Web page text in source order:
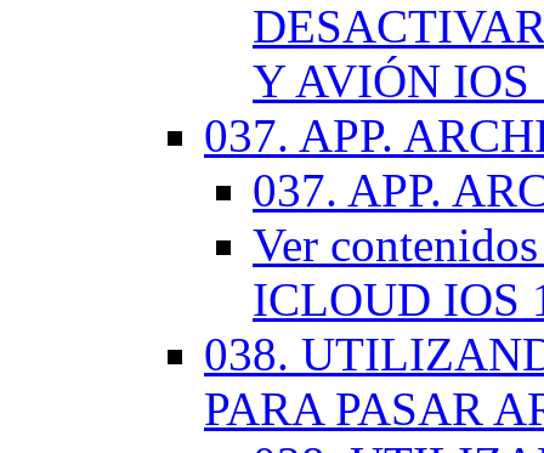
Y AVIÓN IOS
037. APP.
037. APP.
Ver
ICLOUD IOS
038.
PARA PASAR